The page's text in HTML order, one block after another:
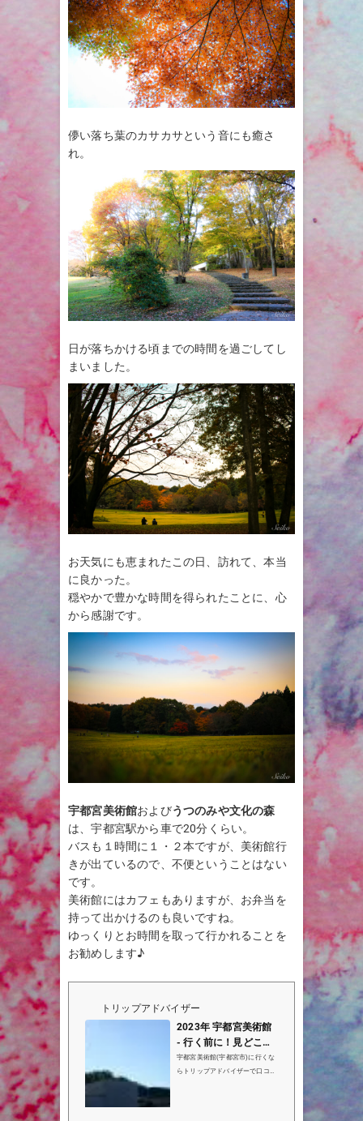
儚い落ち葉のカサカサという音にも癒さ
れ。
日が落ちかける頃までの時間を過ごしてし
まいました。
お天気にも恵まれたこの日、訪れて、本当
に良かった。
穏やかで豊かな時間を得られたことに、心
から感謝です。
宇都宮美術館およびうつのみや文化の森
は、宇都宮駅から車で20分くらい。
バスも１時間に１・２本ですが、美術館行
きが出ているので、不便ということはない
です。
美術館にはカフェもありますが、お弁当を
持って出かけるのも良いですね。
ゆっくりとお時間を取って行かれることを
お勧めします♪
トリップアドバイザー
2023年 宇都宮美術館
- 行く前に！見どころ
をチェック - トリップ
アドバイザー
宇都宮美術館(宇都宮市)に行くな
らトリップアドバイザーで口コミ